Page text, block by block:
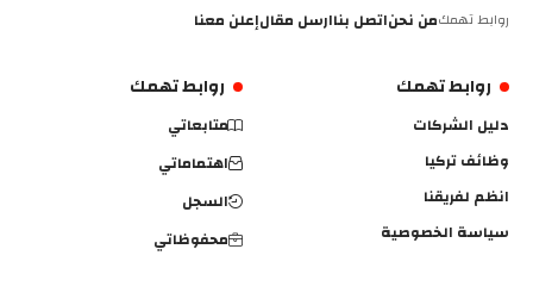
روابط تهمكمن نحناتصل بناارسل مقالإعلن معنا
روابط تهمك
دليل الشركات
وظائف تركيا
انظم لفريقنا
سياسة الخصوصية
روابط تهمك
متابعاتي
اهتماماتي
السجل
محفوظاتي